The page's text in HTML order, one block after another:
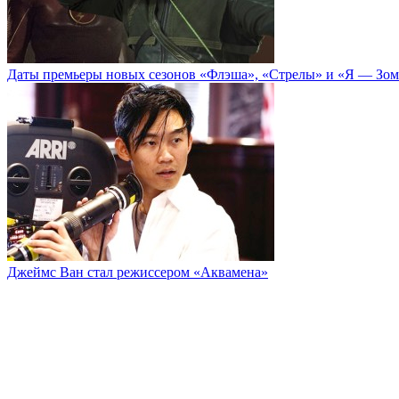
Даты премьеры новых сезонов «Флэша», «Стрелы» и «Я —
Джеймс Ван стал режиссером «Аквамена»